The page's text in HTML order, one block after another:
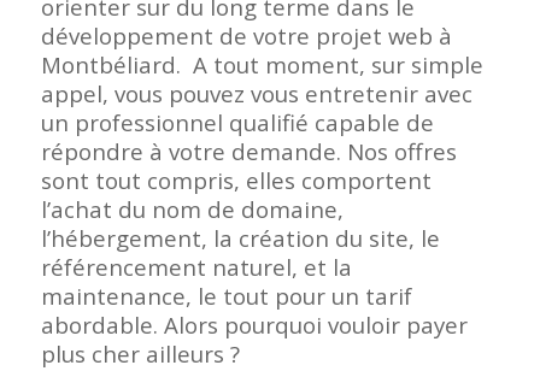
orienter sur du long terme dans le
développement de votre projet web à
Montbéliard. A tout moment, sur simple
appel, vous pouvez vous entretenir avec
un professionnel qualifié capable de
répondre à votre demande. Nos offres
sont tout compris, elles comportent
l’achat du nom de domaine,
l’hébergement, la création du site, le
référencement naturel, et la
maintenance, le tout pour un tarif
abordable. Alors pourquoi vouloir payer
plus cher ailleurs ?